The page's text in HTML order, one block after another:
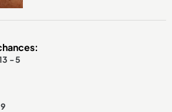
- 5